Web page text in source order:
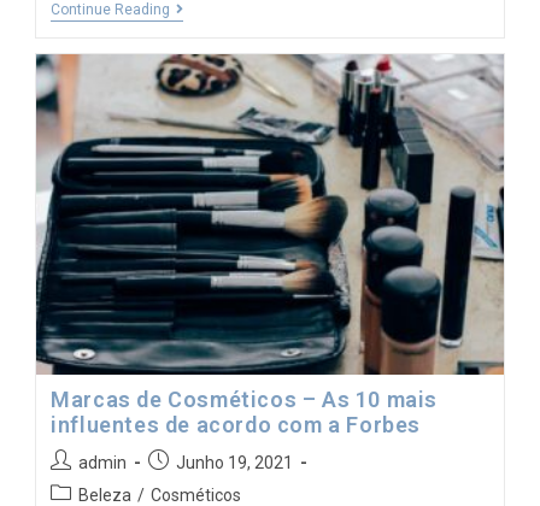
Continue Reading
Marcas de Cosméticos – As 10 mais
influentes de acordo com a Forbes
admin
Junho 19, 2021
Beleza / Cosméticos